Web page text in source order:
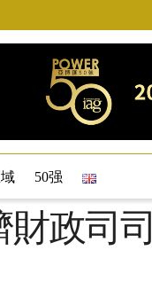
50强
政司司